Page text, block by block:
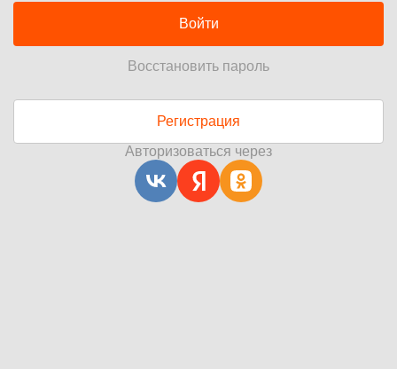
Войти
Восстановить пароль
Регистрация
Авторизоваться через